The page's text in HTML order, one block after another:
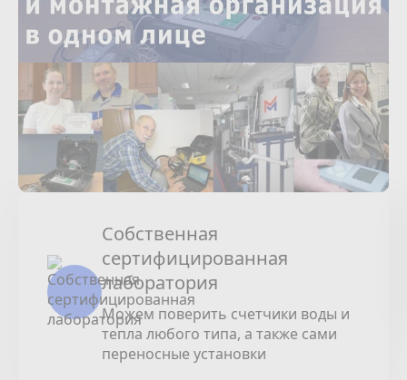
Собственная
сертифицированная
лаборатория
Можем поверить счетчики воды и
тепла любого типа, а также сами
переносные установки